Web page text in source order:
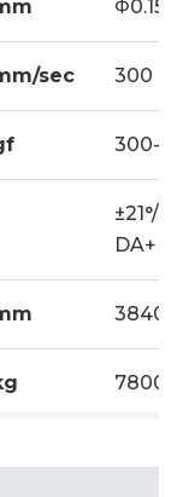
Φ0.15-
sec 300
300-
±21°/
7800
节能20%。更
能，有效提升加
上i8整体组件热
远离。